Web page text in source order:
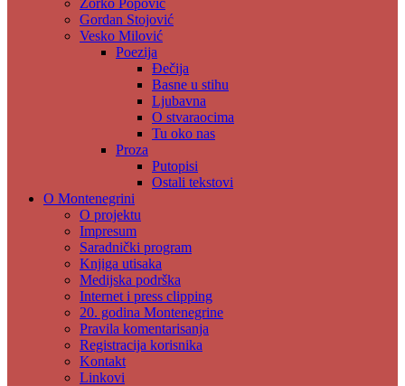
Zorko Popović
Gordan Stojović
Vesko Milović
Poezija
Đečija
Basne u stihu
Ljubavna
O stvaraocima
Tu oko nas
Proza
Putopisi
Ostali tekstovi
O Montenegrini
O projektu
Impresum
Saradnički program
Knjiga utisaka
Medijska podrška
Internet i press clipping
20. godina Montenegrine
Pravila komentarisanja
Registracija korisnika
Kontakt
Linkovi